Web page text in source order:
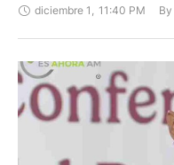
diciembre 1 11:40 PM By